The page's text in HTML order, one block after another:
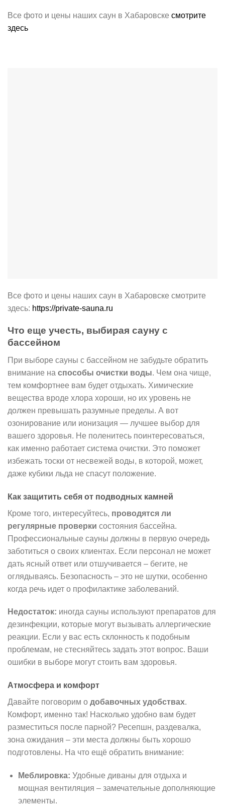
Все фото и цены наших саун в Хабаровске смотрите
здесь
Все фото и цены наших саун в Хабаровске смотрите
здесь: https://private-sauna.ru
Что еще учесть, выбирая сауну с
бассейном
При выборе сауны с бассейном не забудьте обратить
внимание на способы очистки воды. Чем она чище,
тем комфортнее вам будет отдыхать. Химические
вещества вроде хлора хороши, но их уровень не
должен превышать разумные пределы. А вот
озонирование или ионизация — лучшее выбор для
вашего здоровья. Не поленитесь поинтересоваться,
как именно работает система очистки. Это поможет
избежать тоски от несвежей воды, в которой, может,
даже кубики льда не спасут положение.
Как защитить себя от подводных камней
Кроме того, интересуйтесь, проводятся ли
регулярные проверки состояния бассейна.
Профессиональные сауны должны в первую очередь
заботиться о своих клиентах. Если персонал не может
дать ясный ответ или отшучивается – бегите, не
оглядываясь. Безопасность – это не шутки, особенно
когда речь идет о профилактике заболеваний.
Недостаток: иногда сауны используют препаратов для
дезинфекции, которые могут вызывать аллергические
реакции. Если у вас есть склонность к подобным
проблемам, не стесняйтесь задать этот вопрос. Ваши
ошибки в выборе могут стоить вам здоровья.
Атмосфера и комфорт
Давайте поговорим о добавочных удобствах.
Комфорт, именно так! Насколько удобно вам будет
разместиться после парной? Ресепшн, раздевалка,
зона ожидания – эти места должны быть хорошо
подготовлены. На что ещё обратить внимание:
Меблировка: Удобные диваны для отдыха и
мощная вентиляция – замечательные дополняющие
элементы.